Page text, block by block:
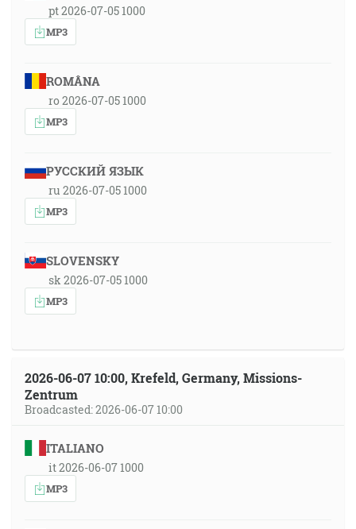
pt 2026-07-05 1000
MP3
ROMÂNA
ro 2026-07-05 1000
MP3
РУССКИЙ ЯЗЫК
ru 2026-07-05 1000
MP3
SLOVENSKY
sk 2026-07-05 1000
MP3
2026-06-07 10:00, Krefeld, Germany, Missions-
Zentrum
Broadcasted: 2026-06-07 10:00
ITALIANO
it 2026-06-07 1000
MP3